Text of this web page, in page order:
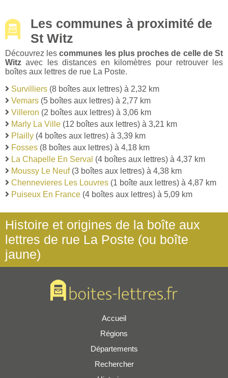
Les communes à proximité de
St Witz
Découvrez lescommunes les plus proches de celle de St
Witz avec les distances en kilomètres pour retrouver les
boîtes aux lettres de rue La Poste.
Survilliers (8 boîtes aux lettres) à 2,32 km
Vemars (5 boîtes aux lettres) à 2,77 km
Villeron (2 boîtes aux lettres) à 3,06 km
Marly La Ville (12 boîtes aux lettres) à 3,21 km
Plailly (4 boîtes aux lettres) à 3,39 km
Fosses (8 boîtes aux lettres) à 4,18 km
La Chapelle En Serval (4 boîtes aux lettres) à 4,37 km
Moussy Le Neuf(3 boîtes aux lettres) à 4,38 km
Chennevieres Les Louvres (1 boîte aux lettres) à 4,87 km
Puiseux En France (4 boîtes aux lettres) à 5,09 km
Histoire et origines de la boîte aux
lettres de rue La Poste (ou boîte
jaune)
Accueil
Régions
Départements
Rechercher